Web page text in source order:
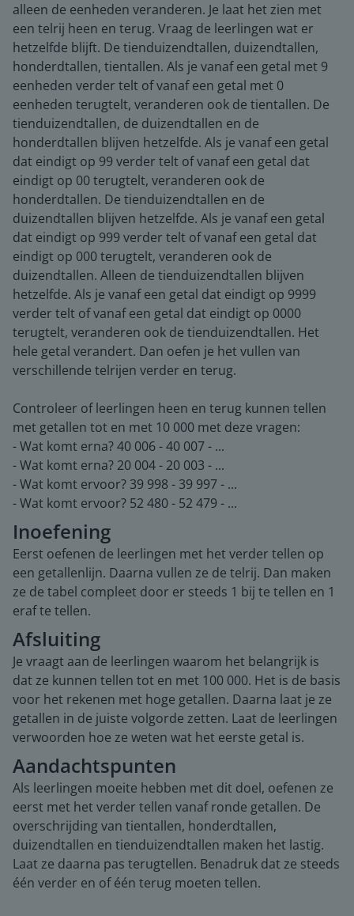
alleen de eenheden veranderen. Je laat het zien met
een telrij heen en terug. Vraag de leerlingen wat er
hetzelfde blijft. De tienduizendtallen, duizendtallen,
honderdtallen, tientallen. Als je vanaf een getal met 9
eenheden verder telt of vanaf een getal met 0
eenheden terugtelt, veranderen ook de tientallen. De
tienduizendtallen, de duizendtallen en de
honderdtallen blijven hetzelfde. Als je vanaf een getal
dat eindigt op 99 verder telt of vanaf een getal dat
eindigt op 00 terugtelt, veranderen ook de
honderdtallen. De tienduizendtallen en de
duizendtallen blijven hetzelfde. Als je vanaf een getal
dat eindigt op 999 verder telt of vanaf een getal dat
eindigt op 000 terugtelt, veranderen ook de
duizendtallen. Alleen de tienduizendtallen blijven
hetzelfde. Als je vanaf een getal dat eindigt op 9999
verder telt of vanaf een getal dat eindigt op 0000
terugtelt, veranderen ook de tienduizendtallen. Het
hele getal verandert. Dan oefen je het vullen van
verschillende telrijen verder en terug.
Controleer of leerlingen heen en terug kunnen tellen
met getallen tot en met 10 000 met deze vragen:
- Wat komt erna? 40 006 - 40 007 - ...
- Wat komt erna? 20 004 - 20 003 - ...
- Wat komt ervoor? 39 998 - 39 997 - ...
- Wat komt ervoor? 52 480 - 52 479 - ...
Inoefening
Eerst oefenen de leerlingen met het verder tellen op
een getallenlijn. Daarna vullen ze de telrij. Dan maken
ze de tabel compleet door er steeds 1 bij te tellen en 1
eraf te tellen.
Afsluiting
Je vraagt aan de leerlingen waarom het belangrijk is
dat ze kunnen tellen tot en met 100 000. Het is de basis
voor het rekenen met hoge getallen. Daarna laat je ze
getallen in de juiste volgorde zetten. Laat de leerlingen
verwoorden hoe ze weten wat het eerste getal is.
Aandachtspunten
Als leerlingen moeite hebben met dit doel, oefenen ze
eerst met het verder tellen vanaf ronde getallen. De
overschrijding van tientallen, honderdtallen,
duizendtallen en tienduizendtallen maken het lastig.
Laat ze daarna pas terugtellen. Benadruk dat ze steeds
één verder en of één terug moeten tellen.